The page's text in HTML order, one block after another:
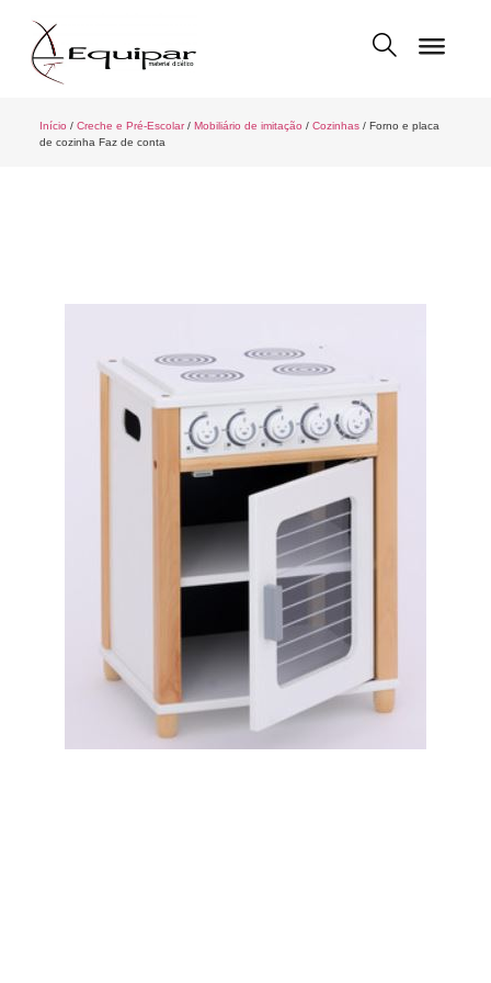
Início / Creche e Pré-Escolar/ Mobiliário de imitação / Cozinhas/ Forno e placa
de cozinha Faz de conta